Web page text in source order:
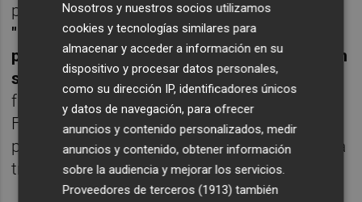
por ser una de las religiones capitales.
"Lucrecia, secree, contrata a Vicent para
perfeccionar su juego y poder competir con
su cuñada",sostiene Garzón. Sea como
fuere, la Lucrecia lasciva es bien acogida en
Ferrara, el único lugar donde, en parte quizá
por sus aptitudes moviendo la reina, no se la
tratará de puta.
Nosotros y nuestros socios utilizamos
cookies y tecnologías similares para
almacenar y acceder a información en su
dispositivo y procesar datos personales,
como su dirección IP, identificadores únicos
y datos de navegación, para ofrecer
anuncios y contenido personalizados, medir
anuncios y contenido, obtener información
sobre la audiencia y mejorar los servicios.
Proveedores de terceros (1913) también